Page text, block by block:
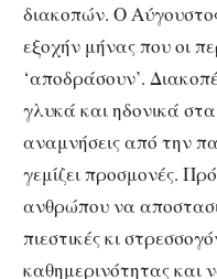
διακοπών. Ο
εξοχήν μήνας που οι
‘αποδράσουν’.
γλυκά και ηδονικά
αναμνήσεις από την
γεμίζει προσμονές.
ανθρώπου να
πιεστικές κι
καθημερινότητας και